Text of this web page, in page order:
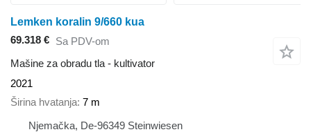
Lemken koralin 9/660 kua
69.318 € Sa PDV-om
Mašine za obradu tla - kultivator
2021
Širina hvatanja 7 m
Njemačka, De-96349 Steinwiesen